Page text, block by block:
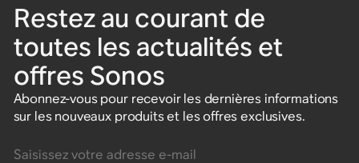
Restez au courant de
toutes les actualités et
offres Sonos
Abonnez-vous pour recevoir les dernières informations
sur les nouveaux produits et les offres exclusives.